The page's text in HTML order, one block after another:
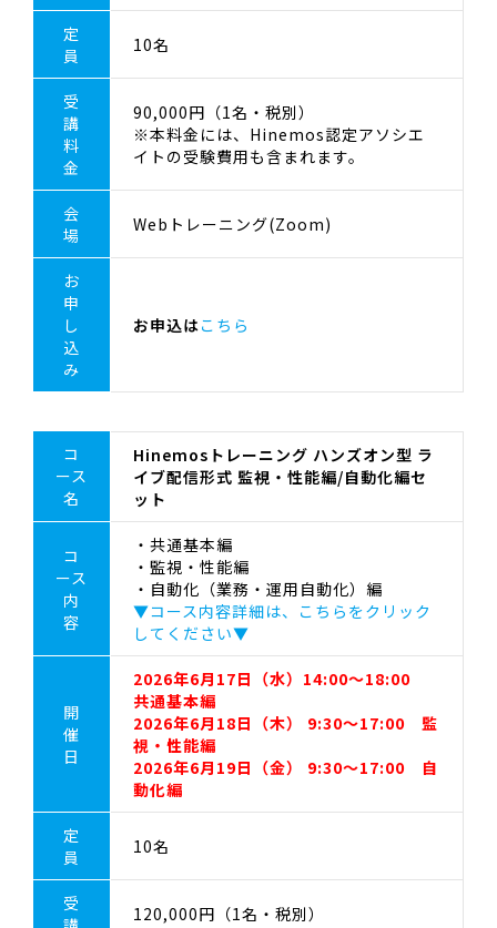
定
員
10名
受
講
料
金
90,000円（1名・税別）
※本料金には、Hinemos認定アソシエ
イトの受験費用も含まれます。
会
場
Webトレーニング(Zoom)
お
申
し
込
み
お申込はこちら
コ
ース
名
Hinemosトレーニング ハンズオン型 ラ
イブ配信形式 監視・性能編/自動化編セ
ット
コ
ース
内
容
・共通基本編
・監視・性能編
・自動化（業務・運用自動化）編
▼コース内容詳細は、こちらをクリック
してください▼
開
催
日
2026年6月17日（水）14:00～18:00
共通基本編
2026年6月18日（木） 9:30～17:00 監
視・性能編
2026年6月19日（金） 9:30～17:00 自
動化編
定
員
10名
受
120,000円（1名・税別）